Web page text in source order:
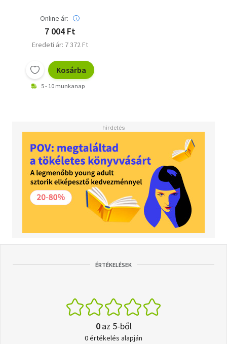
Online ár:
7 004 Ft
Eredeti ár: 7 372 Ft
Kosárba
5 - 10 munkanap
ÉRTÉKELÉSEK
0az 5-ből
0 értékelés alapján